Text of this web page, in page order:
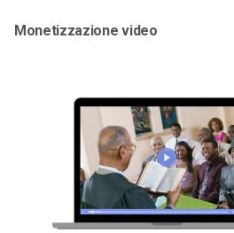
Monetizzazione video